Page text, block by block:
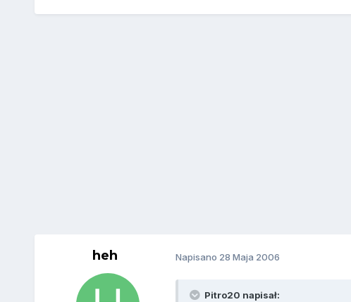
heh Napisano 28 Maja 2006
Pitro20 napisał: